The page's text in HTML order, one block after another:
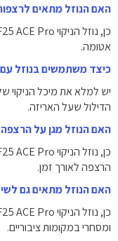
האם הנוזל מתאים
אטומה.
כיצד משתמשים בנוזל
הדילול שעל האריזה.
האם הנוזל מגן על
הרצפה לאורך זמן.
האם הנוזל מתאים גם
ומסחרי במקומות ציבוריים.